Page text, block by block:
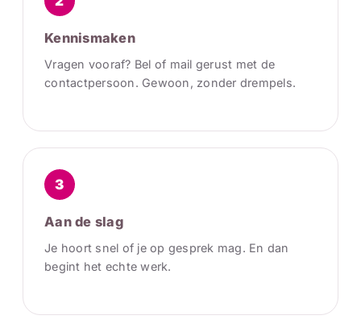
Kennismaken
Vragen vooraf? Bel of mail gerust met de
contactpersoon. Gewoon, zonder drempels.
3
Aan de slag
Je hoort snel of je op gesprek mag. En dan
begint het echte werk.